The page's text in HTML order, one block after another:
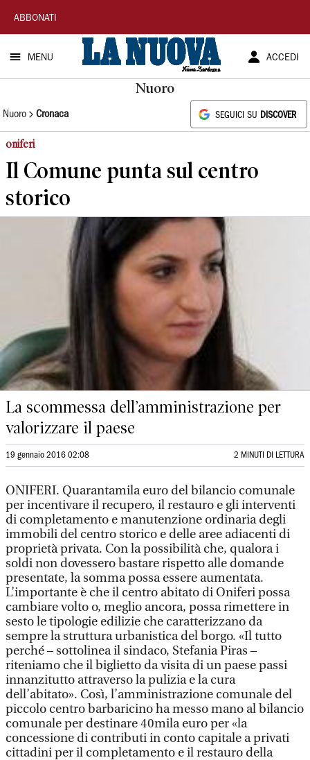
La
Nuova
Sardegna
ABBONATI
MENU ACCEDI
Nuoro
Nuoro Cronaca SEGUICI SU DISCOVER
oniferi
Il Comune punta sul centro
storico
La scommessa dell’amministrazione per
valorizzare il paese
19 gennaio 2016 02:08 2 MINUTI DI LETTURA
ONIFERI. Quarantamila euro del bilancio comunale
per incentivare il recupero, il restauro e gli interventi
di completamento e manutenzione ordinaria degli
immobili del centro storico e delle aree adiacenti di
proprietà privata. Con la possibilità che, qualora i
soldi non dovessero bastare rispetto alle domande
presentate, la somma possa essere aumentata.
L’importante è che il centro abitato di Oniferi possa
cambiare volto o, meglio ancora, possa rimettere in
sesto le tipologie edilizie che caratterizzano da
sempre la struttura urbanistica del borgo. «Il tutto
perché – sottolinea il sindaco, Stefania Piras –
riteniamo che il biglietto da visita di un paese passi
innanzitutto attraverso la pulizia e la cura
dell’abitato». Così, l’amministrazione comunale del
piccolo centro barbaricino ha messo mano al bilancio
comunale per destinare 40mila euro per «la
concessione di contributi in conto capitale a privati
cittadini per il completamento e il restauro della